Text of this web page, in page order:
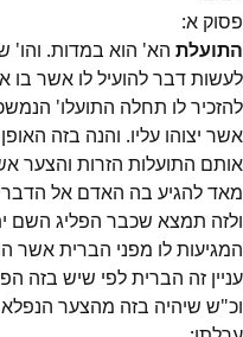
פסוק א:
התועלת הא' הוא במדות. והו'
לעשות דבר להועיל לו אשר בו
להזכיר לו תחלה התועלו'
אשר יצוהו עליו. והנה בזה
אותם התועלות הזרות והצער
מאד להגיע בה האדם אל
ולזה תמצא שכבר הפליג השם
המגיעות לו מפני הברית אשר
עניין זה הברית לפי שיש בזה
וכ"ש שיהיה בזה מהצער